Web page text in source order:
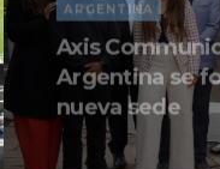
ARGENTINA
Axis
Argentina se
nueva sede